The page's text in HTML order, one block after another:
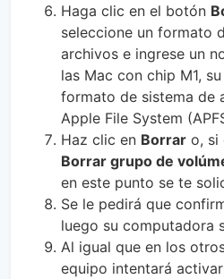
Haga clic en el botón
seleccione un formato
archivos e ingrese un
las Mac con chip M1,
formato de sistema de
Apple File System
Haz clic en Borrar o, si
Borrar grupo de
en este punto se te
Se le pedirá que
luego su computadora
Al igual que en los
equipo intentará